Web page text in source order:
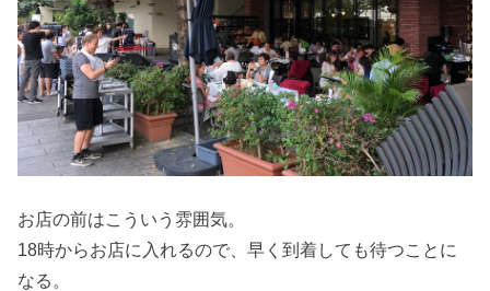
お店の前はこういう雰囲気。
18時からお店に入れるので、早く到着しても待つことに
なる。